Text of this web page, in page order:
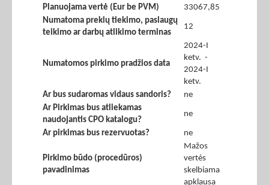
Planuojama vertė (Eur be PVM)
33067,85
Numatoma prekių tiekimo, paslaugų
teikimo ar darbų atlikimo terminas
12
Numatomos pirkimo pradžios data
2024-I
ketv. -
2024-I
ketv.
Ar bus sudaromas vidaus sandoris?
ne
Ar Pirkimas bus atliekamas
naudojantis CPO katalogu?
ne
Ar pirkimas bus rezervuotas? ne
Pirkimo būdo (procedūros)
pavadinimas
Mažos
vertės
skelbiama
apklausa